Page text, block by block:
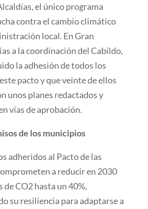
el único programa
contra el cambio climático
local. En Gran
a la coordinación del Cabildo,
la adhesión de todos los
pacto y que veinte de ellos
unos planes redactados y
vías de aprobación.
de los municipios
adheridos al Pacto de las
a reducir en 2030
de CO2 hasta un 40%,
su resiliencia para adaptarse a